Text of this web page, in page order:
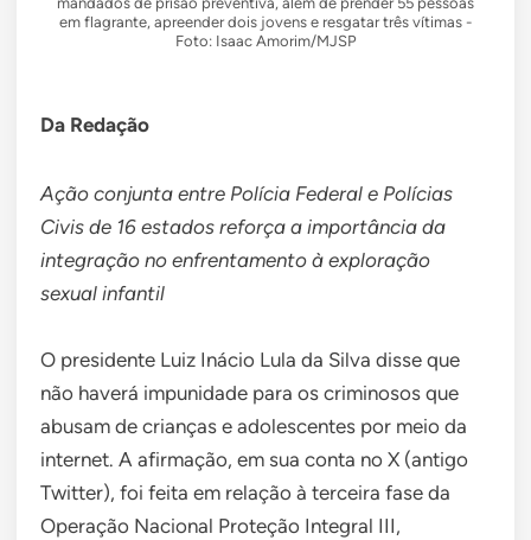
em flagrante, apreender dois jovens e resgatar três vítimas -
Foto: Isaac Amorim/MJSP
Da Redação
Ação conjunta entre Polícia Federal e Polícias
Civis de 16 estados reforça a importância da
integração no enfrentamento à exploração
sexual infantil
O presidente Luiz Inácio Lula da Silva disse que
não haverá impunidade para os criminosos que
abusam de crianças e adolescentes por meio da
internet. A afirmação, em sua conta no X (antigo
Twitter), foi feita em relação à terceira fase da
Operação Nacional Proteção Integral III,